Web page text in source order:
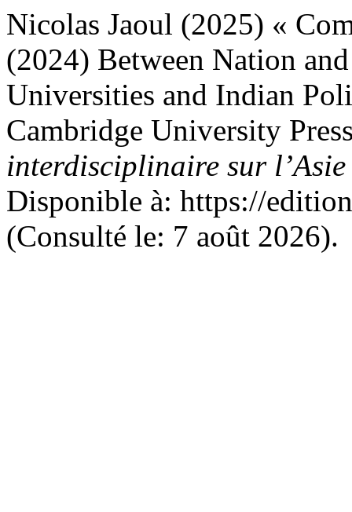
Nicolas Jaoul (2025) «
(2024) Between Nation
Universities and Indian
Cambridge University
interdisciplinaire sur l’Asie
Disponible à: https://
(Consulté le: 7 août 2026).